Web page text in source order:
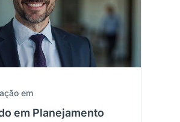
em
em Planejamento